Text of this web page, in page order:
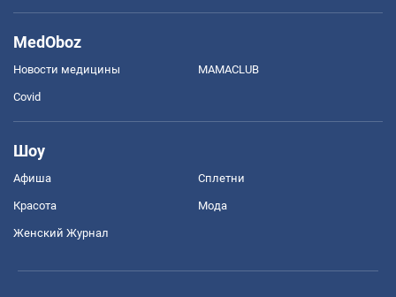
MedOboz
Новости медицины MAMACLUB
Covid
Шоу
Афиша Сплетни
Красота Мода
Женский Журнал